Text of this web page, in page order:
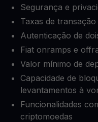
Segurança e
Taxas de
Autenticação de
Fiat onramps e
Valor mínimo de
Capacidade de
levantamentos à
Funcionalidades
criptomoedas